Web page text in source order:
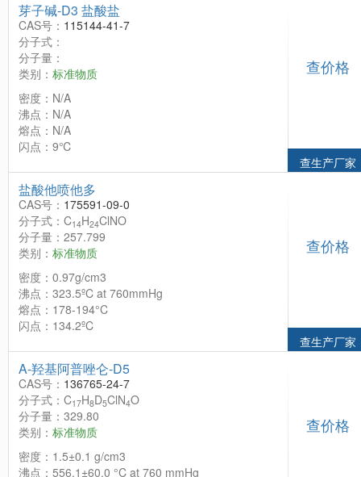
芽子碱-D3 盐酸盐
CAS号： 115144-41-7
分子式：
分子量：
类别： 标准物质
密度：N/A
沸点：N/A
熔点：N/A
闪点：9℃
查价格
查生产厂家
盐酸他喷他多
CAS号： 175591-09-0
分子式：C14H24ClNO
分子量：257.799
类别： 标准物质
密度：0.97g/cm3
沸点：323.5ºC at 760mmHg
熔点：178-194°C
闪点：134.2ºC
查价格
查生产厂家
Α-羟基阿普唑仑-D5
CAS号： 136765-24-7
分子式：C17H8D5ClN4O
分子量：329.80
类别： 标准物质
密度：1.5±0.1 g/cm3
沸点：556.1±60.0 °C at 760 mmHg
查价格